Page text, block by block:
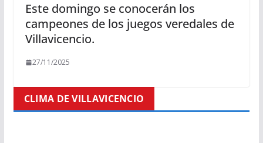
Este domingo se conocerán los
campeones de los juegos veredales de
Villavicencio.
27/11/2025
CLIMA DE VILLAVICENCIO